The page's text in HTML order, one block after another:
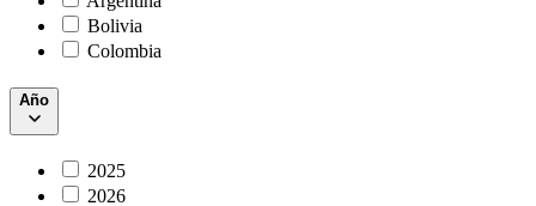
Bolivia
Colombia
Año
2025
2026